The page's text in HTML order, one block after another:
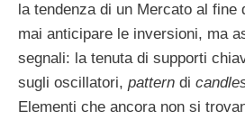
la tendenza di un Mercato al fine
mai anticipare le inversioni, ma
segnali: la tenuta di supporti
sugli oscillatori, pattern di
Elementi che ancora non si